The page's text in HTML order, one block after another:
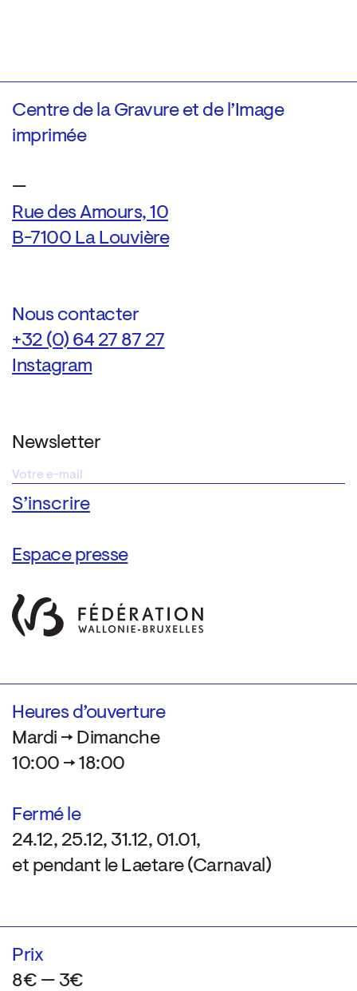
Centre de la Gravure et de l’Image
imprimée
—
Rue des Amours, 10
B-7100 La Louvière
Nous contacter
+32 (0) 64 27 87 27
Instagram
Newsletter
Espace presse
Heures d’ouverture
Mardi → Dimanche
10:00 → 18:00
Fermé le
24.12, 25.12, 31.12, 01.01,
et pendant le Laetare (Carnaval)
Prix
8€ — 3€